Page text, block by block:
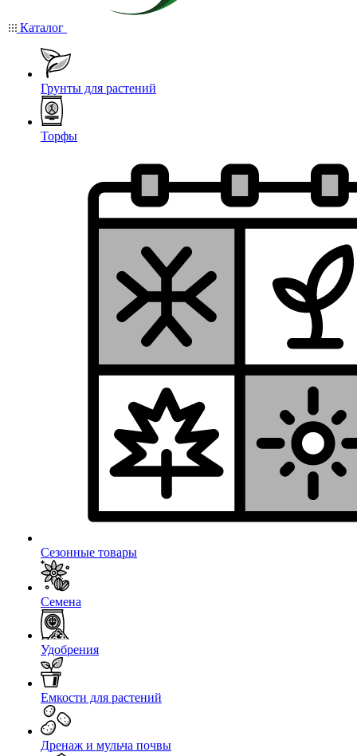
Каталог
Грунты для растений
Торфы
Сезонные товары
Семена
Удобрения
Емкости для растений
Дренаж и мульча почвы